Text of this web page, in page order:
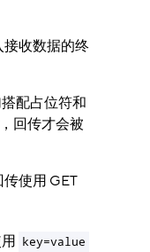
收数据的终
配占位符和
回传才会被
使用 GET
key=value